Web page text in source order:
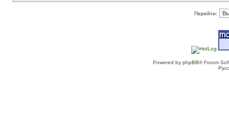
Перейти:
Powered by phpBB® Forum